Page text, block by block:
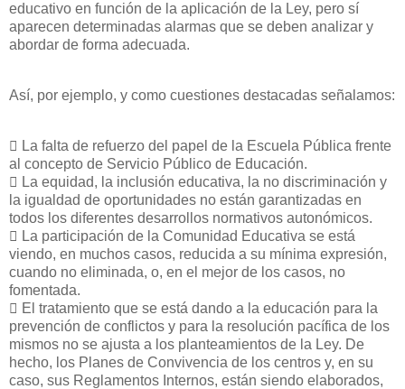
educativo en función de la aplicación de la Ley, pero sí
aparecen determinadas alarmas que se deben analizar y
abordar de forma adecuada.
Así, por ejemplo, y como cuestiones destacadas señalamos:
􀁺 La falta de refuerzo del papel de la Escuela Pública frente
al concepto de Servicio Público de Educación.
􀁺 La equidad, la inclusión educativa, la no discriminación y
la igualdad de oportunidades no están garantizadas en
todos los diferentes desarrollos normativos autonómicos.
􀁺 La participación de la Comunidad Educativa se está
viendo, en muchos casos, reducida a su mínima expresión,
cuando no eliminada, o, en el mejor de los casos, no
fomentada.
􀁺 El tratamiento que se está dando a la educación para la
prevención de conflictos y para la resolución pacífica de los
mismos no se ajusta a los planteamientos de la Ley. De
hecho, los Planes de Convivencia de los centros y, en su
caso, sus Reglamentos Internos, están siendo elaborados,